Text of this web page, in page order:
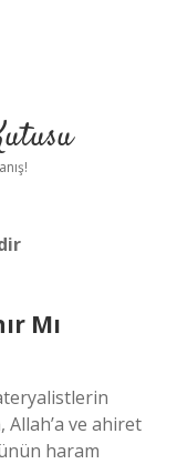
Mı
Allah’a ve ahiret
haram